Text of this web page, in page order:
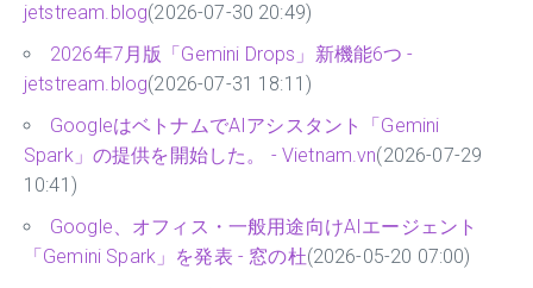
jetstream.blog(2026-07-30 20:49)
2026年7月版「Gemini Drops」新機能6つ -
jetstream.blog(2026-07-31 18:11)
GoogleはベトナムでAIアシスタント「Gemini
Spark」の提供を開始した。 - Vietnam.vn(2026-07-29
10:41)
Google、オフィス・一般用途向けAIエージェント
「Gemini Spark」を発表 - 窓の杜(2026-05-20 07:00)